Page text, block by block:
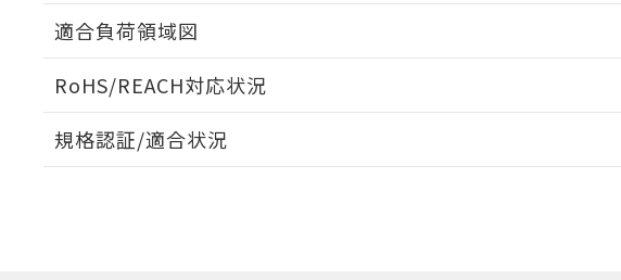
適合負荷領域図
RoHS/REACH対応状況
EU RoHS 注意事項・凡例
規格認証/適合状況